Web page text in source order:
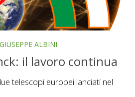
GIUSEPPE ALBINI
il lavoro continua
telescopi europei lanciati nel